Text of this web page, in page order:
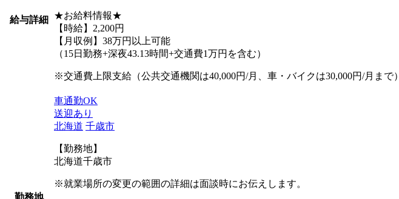
給与詳細
★お給料情報★
【時給】2,200円
【月収例】38万円以上可能
（15日勤務+深夜43.13時間+交通費1万円を含む）
※交通費上限支給（公共交通機関は40,000円/月、車・バイクは30,000円/月まで）
勤務地
車通勤OK
送迎あり
北海道 千歳市
【勤務地】
北海道千歳市
※就業場所の変更の範囲の詳細は面談時にお伝えします。